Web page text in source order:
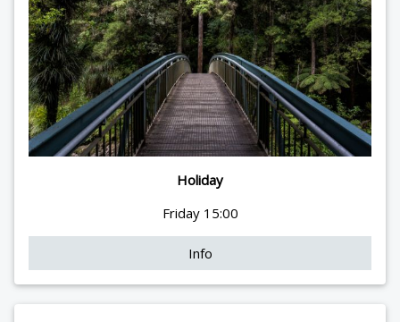
Holiday
Friday 15:00
Info